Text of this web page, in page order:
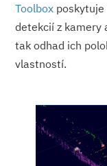
Toolbox
detekcií z kamery
tak odhad ich
vlastností.